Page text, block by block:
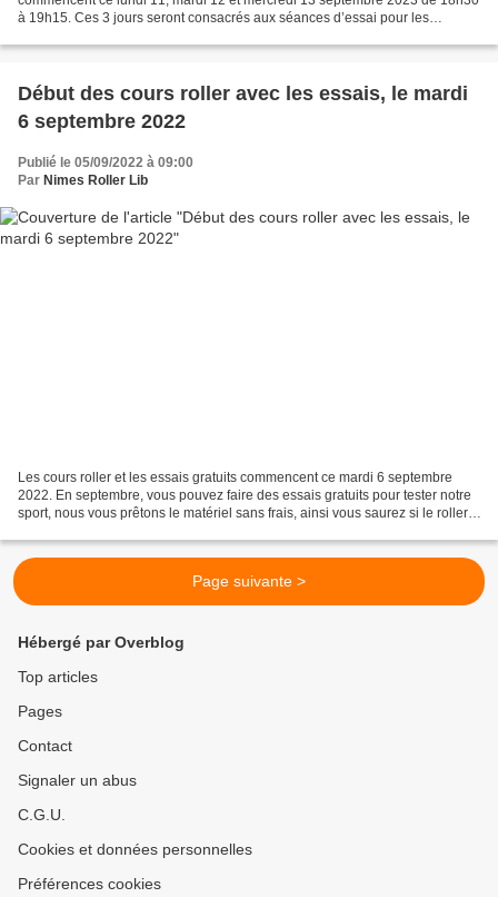
à 19h15. Ces 3 jours seront consacrés aux séances d’essai pour les
Début des cours roller avec les essais, le mardi
6 septembre 2022
Publié le 05/09/2022 à 09:00
Par Nimes Roller Lib
Les cours roller et les essais gratuits commencent ce mardi 6 septembre
2022. En septembre, vous pouvez faire des essais gratuits pour tester notre
sport, nous vous prêtons le matériel sans frais, ainsi vous saurez si le roller,
Page suivante >
Hébergé par Overblog
Top articles
Pages
Contact
Signaler un abus
C.G.U.
Cookies et données personnelles
Préférences cookies